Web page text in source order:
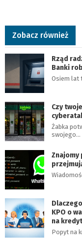
Zobacz również
Rząd
Banki
Osiem lat
Czy
Żabka
swojego…
Znajomy
KPO o
na kredyt
Popyt na